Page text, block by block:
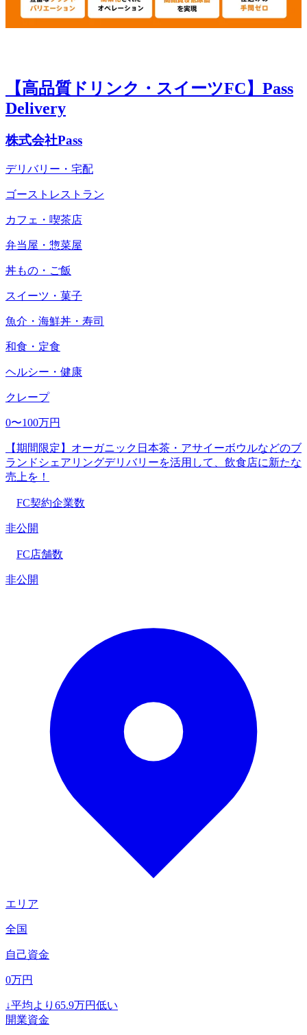
【高品質ドリンク・スイーツFC】Pass
Delivery
株式会社Pass
デリバリー・宅配
ゴーストレストラン
カフェ・喫茶店
弁当屋・惣菜屋
丼もの・ご飯
スイーツ・菓子
魚介・海鮮丼・寿司
和食・定食
ヘルシー・健康
クレープ
0〜100万円
【期間限定】オーガニック日本茶・アサイーボウルなどのブ
ランドシェアリングデリバリーを活用して、飲食店に新たな
売上を！
FC契約企業数
非公開
FC店舗数
非公開
エリア
全国
自己資金
0万円
↓平均より 65.9万円低い
開業資金